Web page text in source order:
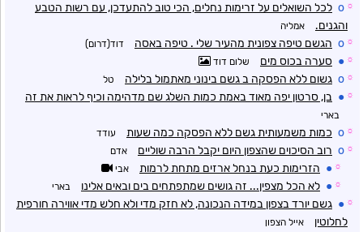
☼
o לכל השואלים על זרימות נחלים, הכי טוב להתעדכן, עם רשות הטבע
והגנים.
אמליה
☼
o הגשם טיפה צפונית מהעיר שלי . טיפה באסה דוד(דרום)
☼
● סערה בכוס מים שלום דוד
☼
o גשום ללא הפסקה ב גשם בינוני מאתמול בלילה טל
☼
● בן, סרטון יפה מאוד באמת כמות השלג שם מדהימה וכיף לראות את זה
בארי
☼
o כמות משמעותית גשם ללא הפסקה כמה שעות עודד
☼
o רוב הסיכוים שהצפון היום יקבל הרבה שוליים אדם
☼
● הזרימות כעת בנחל ארזים מתחת לרמות אבי
☼
● לא הכל מצפין... זה גושים שמתפתחים בים ובאים אלינו בארי
☼
● גשם יורד בצפון במידה הנכונה, לא חזק מדי ולא חלש מדי אווירה חורפית
לחלוטין
אייל הצפון